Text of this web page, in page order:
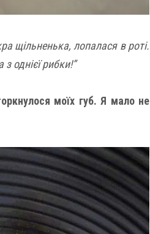
щільненька, лопалася в роті.
однієї рибки!”
моїх губ. Я мало не